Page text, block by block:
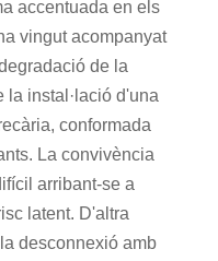
accentuada en els
vingut acompanyat
de la
la instal·lació d'una
conformada
La convivència
arribant-se a
latent. D'altra
desconnexió amb